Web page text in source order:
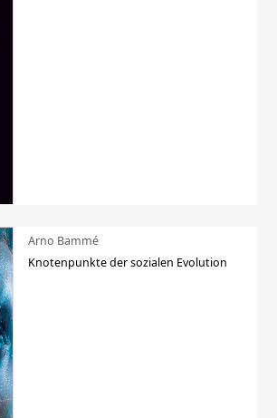
Arno Bammé
Knotenpunkte der sozialen Evolution